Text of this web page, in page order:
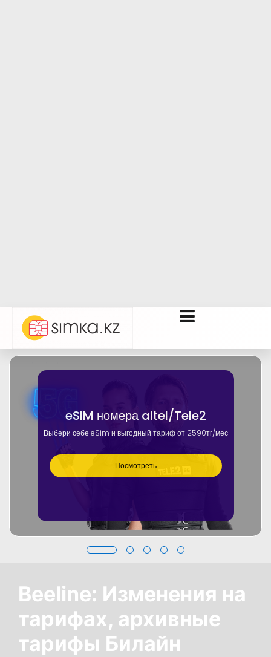
eSIM номера altel/Tele2
Выбери себе eSim и выгодный тариф от 2590тг/мес
Посмотреть
Beeline: Изменения на
тарифах, архивные
тарифы Билайн